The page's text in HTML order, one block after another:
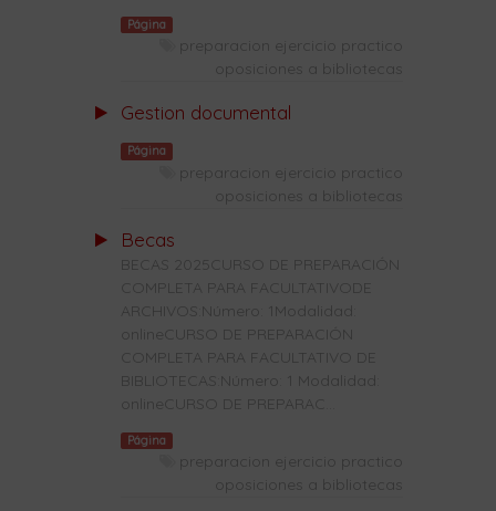
Página
preparacion ejercicio practico
oposiciones a bibliotecas
Gestion documental
Página
preparacion ejercicio practico
oposiciones a bibliotecas
Becas
BECAS 2025CURSO DE PREPARACIÓN
COMPLETA PARA FACULTATIVODE
ARCHIVOS:Número: 1Modalidad:
onlineCURSO DE PREPARACIÓN
COMPLETA PARA FACULTATIVO DE
BIBLIOTECAS:Número: 1 Modalidad:
onlineCURSO DE PREPARAC...
Página
preparacion ejercicio practico
oposiciones a bibliotecas